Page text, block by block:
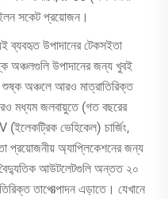
সকেট প্রয়োজন।
ব্যবহৃত উপাদানের টেকসইতা
অঞ্চলগুলি উপাদানের জন্য খুবই
শুষ্ক অঞ্চলে আরও মাত্রাতিরিক্ত
মধ্যম জলবায়ুতে (গত বছরের
ভেহিকেল) চার্জিং,
প্রয়োজনীয় অ্যাপ্লিকেশনের জন্য
বৈদ্যুতিক আউটলেটগুলি অন্তত ২০
তাপোত্পাদন এড়াতে। যেখানে